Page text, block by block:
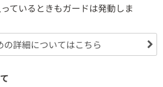
ているときもガードは発動しま
の詳細についてはこちら